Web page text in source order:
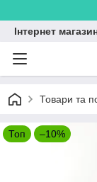
Інтернет
Товари та
Топ –10%